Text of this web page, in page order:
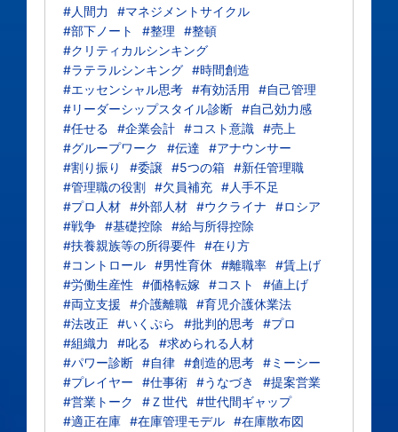
#人間力
#マネジメントサイクル
#部下ノート
#整理
#整頓
#クリティカルシンキング
#ラテラルシンキング #時間創造
#エッセンシャル思考 #有効活用
#自己管理
#リーダーシップスタイル診断 #自己効力感
#任せる
#企業会計 #コスト意識 #売上
#グループワーク
#伝達
#アナウンサー
#割り振り
#委譲 #5つの箱 #新任管理職
#管理職の役割 #欠員補充 #人手不足
#プロ人材 #外部人材 #ウクライナ
#ロシア
#戦争 #基礎控除
#給与所得控除
#扶養親族等の所得要件 #在り方
#コントロール #男性育休 #離職率 #賃上げ
#労働生産性
#価格転嫁 #コスト
#値上げ
#両立支援
#介護離職 #育児介護休業法
#法改正
#いくぷら #批判的思考 #プロ
#組織力
#叱る
#求められる人材
#パワー診断 #自律 #創造的思考 #ミーシー
#プレイヤー
#仕事術 #うなづき
#提案営業
#営業トーク
#Ｚ世代 #世代間ギャップ
#適正在庫 #在庫管理モデル #在庫散布図